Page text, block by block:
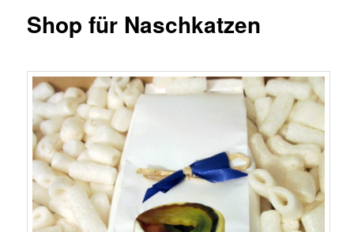
Shop für Naschkatzen